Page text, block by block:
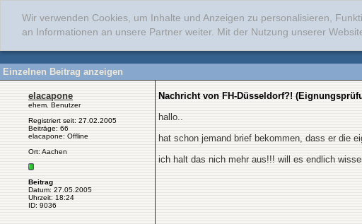
Wir verwenden Cookies, um Inhalte und Anzeigen zu personalisieren,
an Informationen an unsere Partner weiter. Mit der Nutzung unserer
Einzelnen Beitrag anzeigen
elacapone
ehem. Benutzer
Registriert seit: 27.02.2005
Beiträge: 66
elacapone: Offline
Ort: Aachen
Beitrag
Datum: 27.05.2005
Uhrzeit: 18:24
ID: 9036
Nachricht von FH-Düsseldorf?!
hallo..
hat schon jemand brief bekommen, dass er die
ich halt das nich mehr aus!!! will es endlich